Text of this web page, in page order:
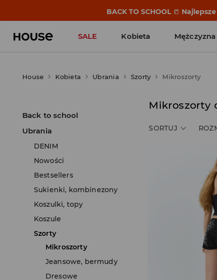
BACK TO SCHOOL 📒
SALE Kobieta Mężczyzna
House Kobieta Ubrania Szorty Mikroszorty
Back to school
Ubrania
DENIM
Nowości
Bestsellers
Sukienki, kombinezony
Koszulki, topy
Koszule
Szorty
Mikroszorty
Jeansowe, bermudy
Dresowe
Mikroszorty
SORTUJ